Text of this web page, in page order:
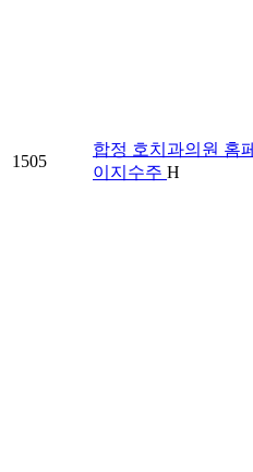
1505
합정 호치과의원 홈페
이지수주 H